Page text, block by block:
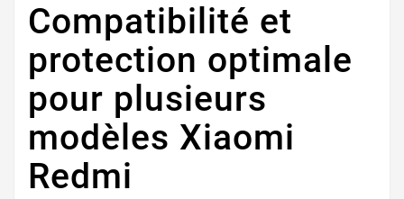
Compatibilité et
protection optimale
pour plusieurs
modèles Xiaomi
Redmi